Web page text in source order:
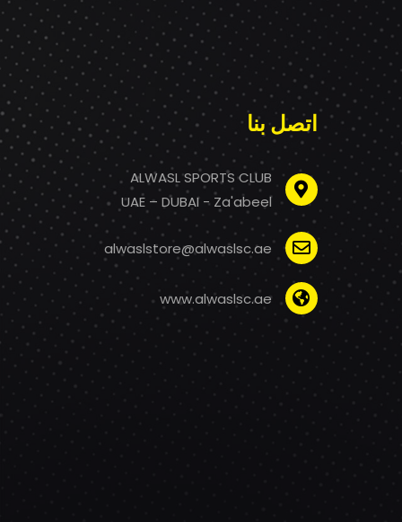
اتصل بنا
ALWASL SPORTS CLUB
UAE – DUBAI - Za'abeel
alwaslstore@alwaslsc.ae
www.alwaslsc.ae